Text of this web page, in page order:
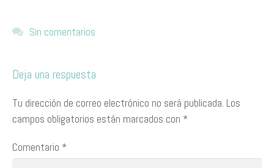
Sin comentarios
Deja una respuesta
Tu dirección de correo electrónico no será publicada. Los
campos obligatorios están marcados con *
Comentario *